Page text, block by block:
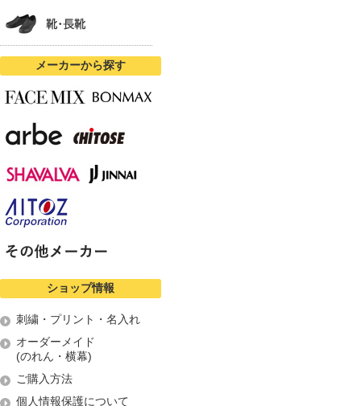
メーカーから探す
ショップ情報
刺繍・プリント・名入れ
オーダーメイド
(のれん・横幕)
ご購入方法
個人情報保護について